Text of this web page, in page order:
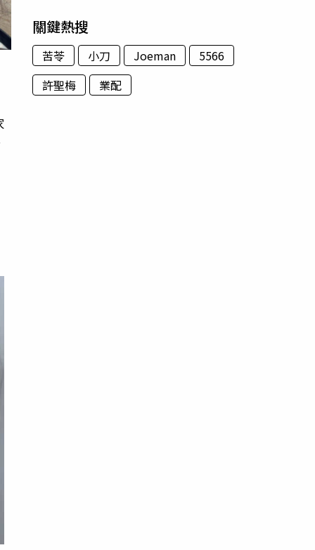
關鍵熱搜
苦苓 小刀 Joeman
5566
許聖梅
業配